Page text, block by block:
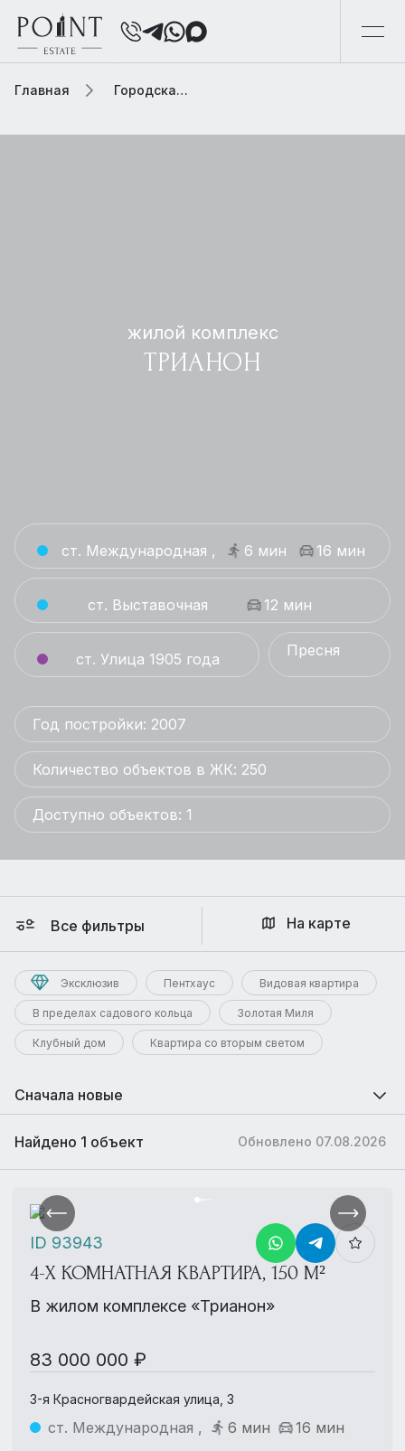
Главная Городская элитная недвижимость
жилой комплекс
ТРИАНОН
ст. Международная , 6 мин 16 мин
ст. Выставочная 12 мин
ст. Улица 1905 года Пресня
Год постройки: 2007
Количество объектов в ЖК: 250
Доступно объектов: 1
Все фильтры
Эксклюзив Пентхаус Видовая квартира
В пределах садового кольца Золотая Миля
Клубный дом Квартира со вторым светом
На карте
Сначала новые
Обновлено 07.08.2026
Найдено 1 объект
4-Х КОМНАТНАЯ КВАРТИРА, 150 М²
В жилом комплексе «Трианон»
83 000 000 ₽
3-я Красногвардейская улица, 3
ст. Международная , 6 мин
16 мин
ID 93943